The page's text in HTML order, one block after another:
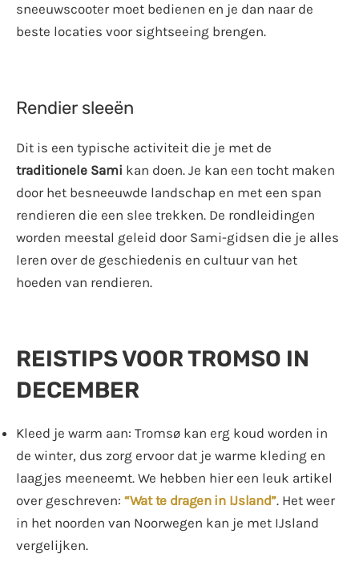
sneeuwscooter moet bedienen en je dan naar de
beste locaties voor sightseeing brengen.
Rendier sleeën
Dit is een typische activiteit die je met de
traditionele Sami kan doen. Je kan een tocht maken
door het besneeuwde landschap en met een span
rendieren die een slee trekken. De rondleidingen
worden meestal geleid door Sami-gidsen die je alles
leren over de geschiedenis en cultuur van het
hoeden van rendieren.
REISTIPS VOOR TROMSO IN
DECEMBER
Kleed je warm aan: Tromsø kan erg koud worden in
de winter, dus zorg ervoor dat je warme kleding en
laagjes meeneemt. We hebben hier een leuk artikel
over geschreven: “Wat te dragen in IJsland”. Het weer
in het noorden van Noorwegen kan je met IJsland
vergelijken.